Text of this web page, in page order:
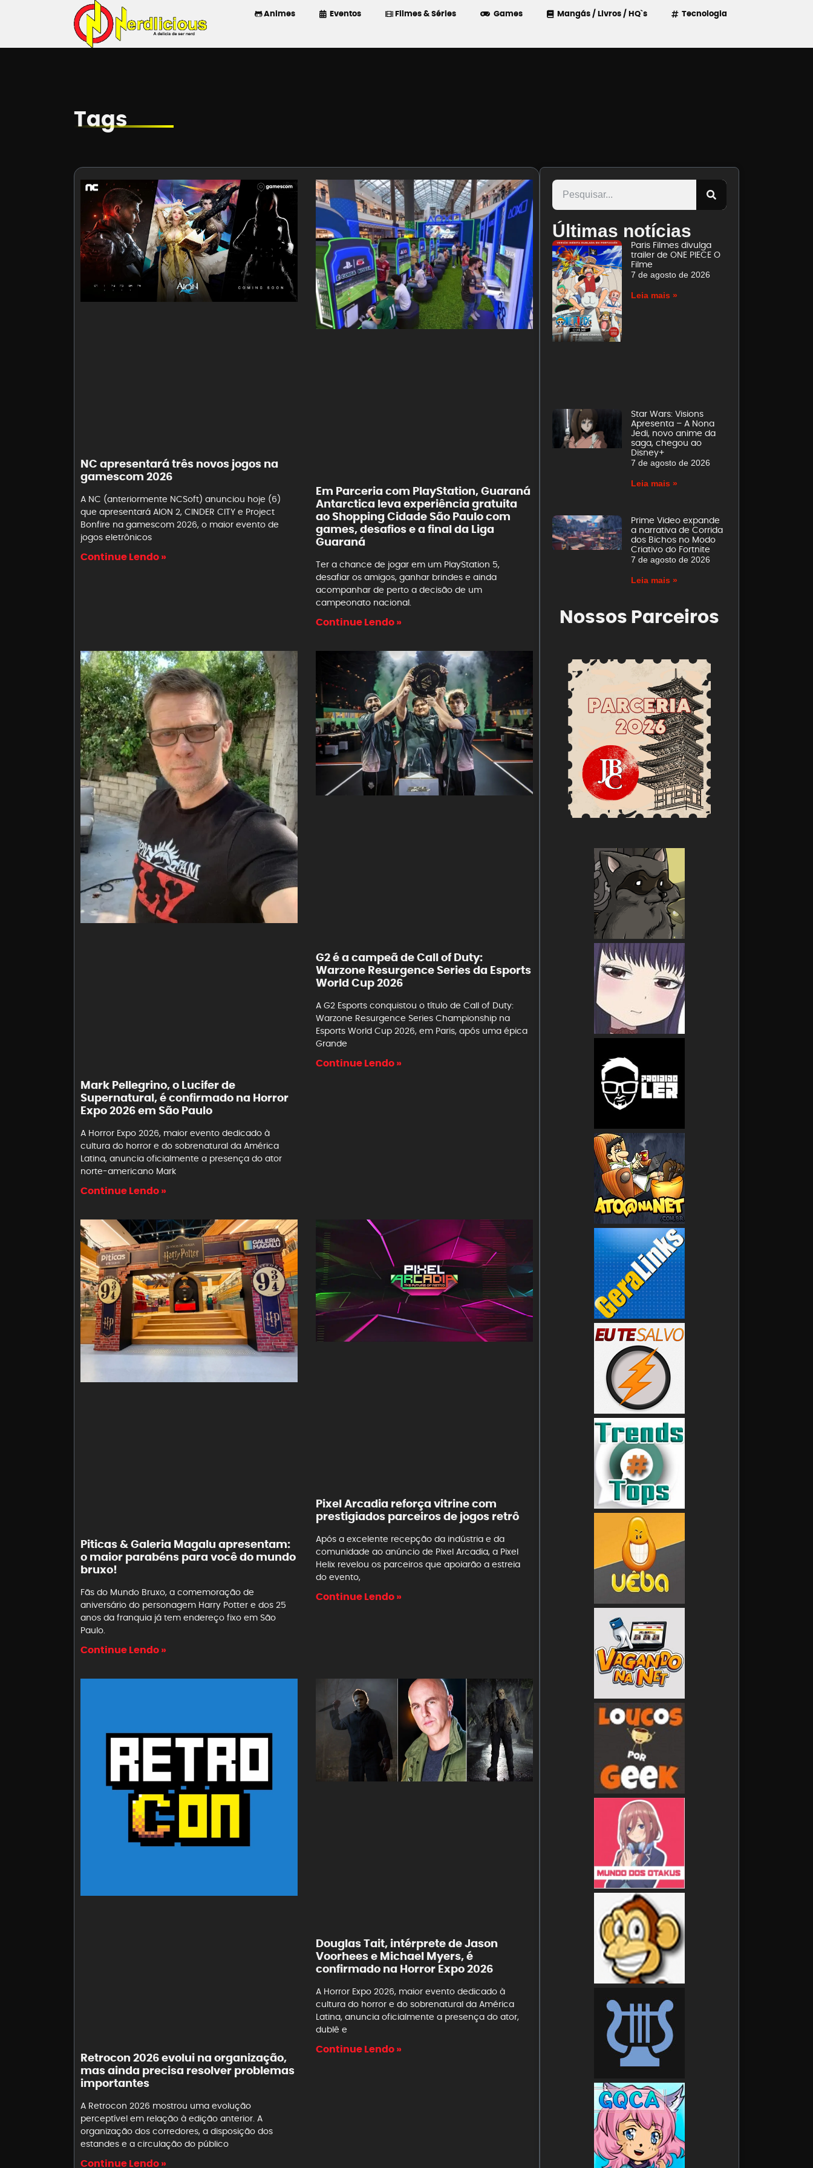
Animes Eventos Filmes & Séries Games Mangás / Livros / HQ`s Tecnologia
Tags
NC apresentará três novos jogos na
gamescom 2026
A NC (anteriormente NCSoft) anunciou hoje (6)
que apresentará AION 2, CINDER CITY e Project
Bonfire na gamescom 2026, o maior evento de
jogos eletrônicos
Continue Lendo »
Em Parceria com PlayStation, Guaraná
Antarctica leva experiência gratuita
ao Shopping Cidade São Paulo com
games, desafios e a final da Liga
Guaraná
Ter a chance de jogar em um PlayStation 5,
desafiar os amigos, ganhar brindes e ainda
acompanhar de perto a decisão de um
campeonato nacional.
Continue Lendo »
Mark Pellegrino, o Lucifer de
Supernatural, é confirmado na Horror
Expo 2026 em São Paulo
A Horror Expo 2026, maior evento dedicado à
cultura do horror e do sobrenatural da América
Latina, anuncia oficialmente a presença do ator
norte-americano Mark
Continue Lendo »
G2 é a campeã de Call of Duty:
Warzone Resurgence Series da Esports
World Cup 2026
A G2 Esports conquistou o título de Call of Duty:
Warzone Resurgence Series Championship na
Esports World Cup 2026, em Paris, após uma épica
Grande
Continue Lendo »
Piticas & Galeria Magalu apresentam:
o maior parabéns para você do mundo
bruxo!
Fãs do Mundo Bruxo, a comemoração de
aniversário do personagem Harry Potter e dos 25
anos da franquia já tem endereço fixo em São
Paulo.
Continue Lendo »
Pixel Arcadia reforça vitrine com
prestigiados parceiros de jogos retrô
Após a excelente recepção da indústria e da
comunidade ao anúncio de Pixel Arcadia, a Pixel
Helix revelou os parceiros que apoiarão a estreia
do evento,
Continue Lendo »
Retrocon 2026 evolui na organização,
mas ainda precisa resolver problemas
importantes
A Retrocon 2026 mostrou uma evolução
perceptível em relação à edição anterior. A
organização dos corredores, a disposição dos
estandes e a circulação do público
Continue Lendo »
Douglas Tait, intérprete de Jason
Voorhees e Michael Myers, é
confirmado na Horror Expo 2026
A Horror Expo 2026, maior evento dedicado à
cultura do horror e do sobrenatural da América
Latina, anuncia oficialmente a presença do ator,
dublê e
Continue Lendo »
Últimas notícias
Paris Filmes divulga
trailer de ONE PIECE O
Filme
7 de agosto de 2026
Leia mais »
Star Wars: Visions
Apresenta – A Nona
Jedi, novo anime da
saga, chegou ao
Disney+
7 de agosto de 2026
Leia mais »
Prime Video expande
a narrativa de Corrida
dos Bichos no Modo
Criativo do Fortnite
7 de agosto de 2026
Leia mais »
Nossos Parceiros